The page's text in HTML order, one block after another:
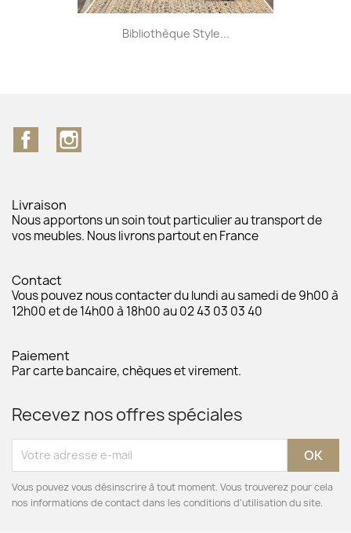
Bibliothèque Style...
Facebook
Livraison
Nous apportons un soin tout particulier au transport de
vos meubles. Nous livrons partout en France
Contact
Vous pouvez nous contacter du lundi au samedi de 9h00 à
12h00 et de 14h00 à 18h00 au 02 43 03 03 40
Paiement
Par carte bancaire, chèques et virement.
Recevez nos offres spéciales
Vous pouvez vous désinscrire à tout moment. Vous trouverez pour cela
nos informations de contact dans les conditions d'utilisation du site.